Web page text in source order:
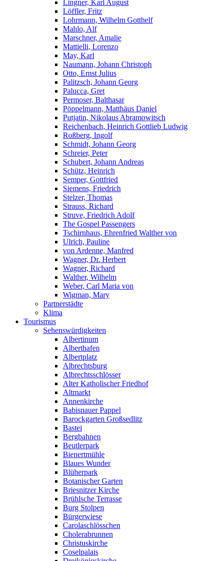
Lingner, Karl August
Löffler, Fritz
Lohrmann, Wilhelm Gotthelf
Mahlo, Alf
Marschner, Amalie
Mattielli, Lorenzo
May, Karl
Naumann, Johann Christoph
Otto, Ernst Julius
Palitzsch, Johann Georg
Palucca, Gret
Permoser, Balthasar
Pöppelmann, Matthäus Daniel
Putjatin, Nikolaus Abramowitsch
Reichenbach, Heinrich Gottlieb Ludwig
Roßberg, Ingolf
Schmidt, Johann Georg
Schreier, Peter
Schubert, Johann Andreas
Schütz, Heinrich
Semper, Gottfried
Siemens, Friedrich
Stelzer, Thomas
Strauss, Richard
Struve, Friedrich Adolf
The Gospel Passengers
Tschirnhaus, Ehrenfried Walther von
Ulrich, Pauline
von Ardenne, Manfred
Wagner, Dr. Herbert
Wagner, Richard
Walther, Wilhelm
Weber, Carl Maria von
Wigman, Mary
Partnerstädte
Klima
Tourismus
Sehenswürdigkeiten
Albertinum
Alberthafen
Albertplatz
Albrechtsburg
Albrechtsschlösser
Alter Katholischer Friedhof
Altmarkt
Annenkirche
Babisnauer Pappel
Barockgarten Großsedlitz
Bastei
Bergbahnen
Beutlerpark
Bienertmühle
Blaues Wunder
Blüherpark
Botanischer Garten
Briesnitzer Kirche
Brühlsche Terrasse
Burg Stolpen
Bürgerwiese
Carolaschlösschen
Cholerabrunnen
Christuskirche
Coselpalais